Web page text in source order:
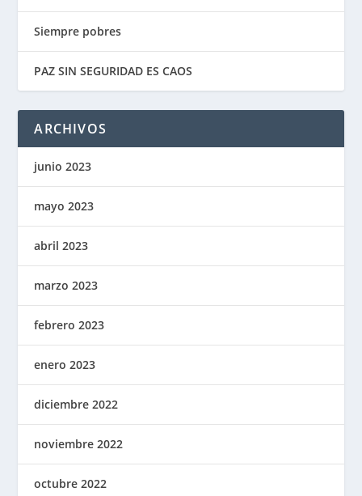
Siempre pobres
PAZ SIN SEGURIDAD ES CAOS
ARCHIVOS
junio 2023
mayo 2023
abril 2023
marzo 2023
febrero 2023
enero 2023
diciembre 2022
noviembre 2022
octubre 2022